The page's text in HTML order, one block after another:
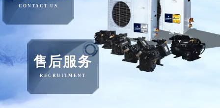
CONTACT US
售后服务
RECRUITMENT